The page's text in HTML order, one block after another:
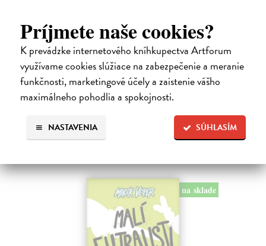
Príjmete naše cookies?
K prevádzke internetového kníhkupectva Artforum
využívame cookies slúžiace na zabezpečenie a meranie
funkčnosti, marketingové účely a zaistenie vášho
maximálneho pohodlia a spokojnosti.
SÚHLASÍM
NASTAVENIA
Ariol 4
Guibert Emmanuel| Kniha
PEŤULA je krásna a ako pekne vonia! Ariol sedí v triede rovno za ňou
a vo svojich myšlienkach ju zasýpa komplimentami. Dokonca si
predstavuje, ako jej hovorí, že ju miluje.
17,10 €
na sklade